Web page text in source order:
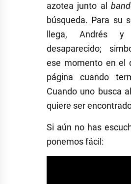
azotea junto al
búsqueda. Para su
llega, Andrés
desaparecido;
ese momento en el
página cuando
Cuando uno busca
quiere ser
Si aún no has
ponemos fácil: